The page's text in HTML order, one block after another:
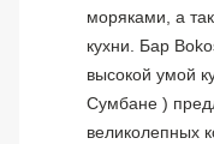
моряками, а
кухни. Бар
высокой умой
Сумбане )
великолепных